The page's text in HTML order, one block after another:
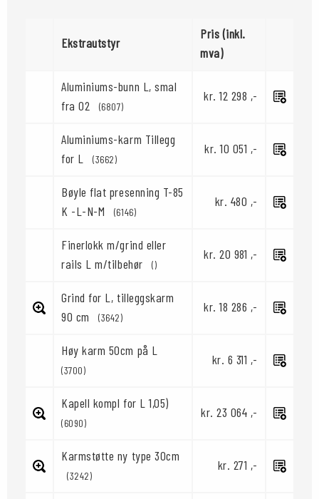
Ekstrautstyr
Pris (inkl.
mva)
Aluminiums-bunn L, smal
fra 02
(6807)
kr. 12 298 ,-
Aluminiums-karm Tillegg
for L
(3662)
kr. 10 051 ,-
Bøyle flat presenning T-85
K -L-N-M
(6146)
kr. 480 ,-
Finerlokk m/grind eller
rails L m/tilbehør
()
kr. 20 981 ,-
Grind for L, tilleggskarm
90 cm
(3642)
kr. 18 286 ,-
Høy karm 50cm på L
(3700)
kr. 6 311 ,-
Kapell kompl for L 1,05)
(6090)
kr. 23 064 ,-
Karmstøtte ny type 30cm
(3242)
kr. 271 ,-